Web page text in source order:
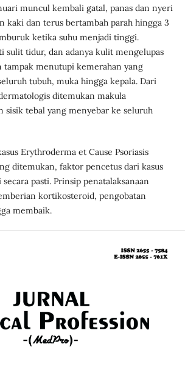
muncul kembali gatal, panas dan nyeri
kaki dan terus bertambah parah hingga 3
ketika suhu menjadi tinggi.
sulit tidur, dan adanya kulit mengelupas
tampak menutupi kemerahan yang
tubuh, muka hingga kepala. Dari
ditemukan makula
sisik tebal yang menyebar ke seluruh
Erythroderma et Cause Psoriasis
ditemukan, faktor pencetus dari kasus
pasti. Prinsip penatalaksanaan
kortikosteroid, pengobatan
membaik.